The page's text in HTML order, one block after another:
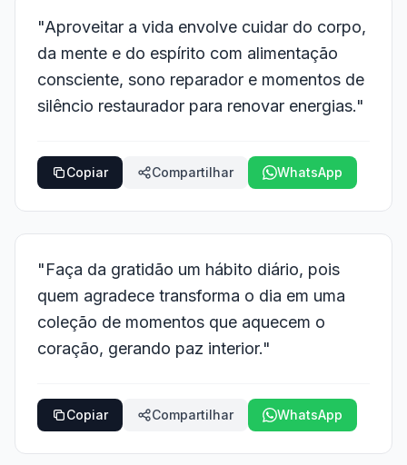
"Aproveitar a vida envolve cuidar do corpo,
da mente e do espírito com alimentação
consciente, sono reparador e momentos de
silêncio restaurador para renovar energias."
Copiar Compartilhar WhatsApp
"Faça da gratidão um hábito diário, pois
quem agradece transforma o dia em uma
coleção de momentos que aquecem o
coração, gerando paz interior."
Copiar Compartilhar WhatsApp